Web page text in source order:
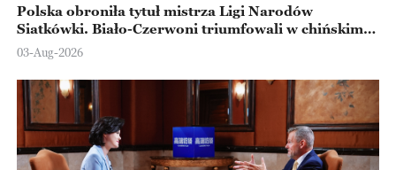
Polska obroniła tytuł mistrza Ligi Narodów
Siatkówki. Biało-Czerwoni triumfowali w chińskim
Ningbo
03-Aug-2026